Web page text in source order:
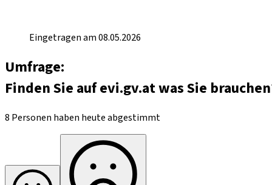
Eingetragen am 08.05.2026
Umfrage:
Finden Sie auf evi.gv.at was Sie
8 Personen haben heute abgestimmt